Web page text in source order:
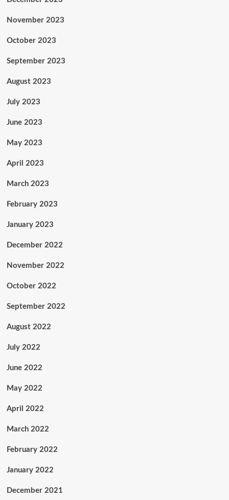
November 2023
October 2023
September 2023
August 2023
July 2023
June 2023
May 2023
April 2023
March 2023
February 2023
January 2023
December 2022
November 2022
October 2022
September 2022
August 2022
July 2022
June 2022
May 2022
April 2022
March 2022
February 2022
January 2022
December 2021